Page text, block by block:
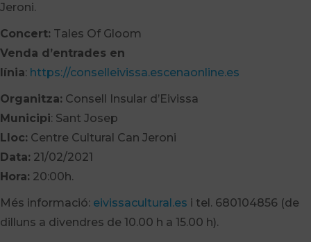
Jeroni.
Concert: Tales Of Gloom
Venda d’entrades en
línia: https://conselleivissa.escenaonline.es
Organitza: Consell Insular d’Eivissa
Municipi: Sant Josep
Lloc: Centre Cultural Can Jeroni
Data: 21/02/2021
Hora: 20:00h.
Més informació: eivissacultural.es i tel. 680104856 (de
dilluns a divendres de 10.00 h a 15.00 h).